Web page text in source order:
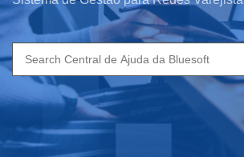
Search
for: